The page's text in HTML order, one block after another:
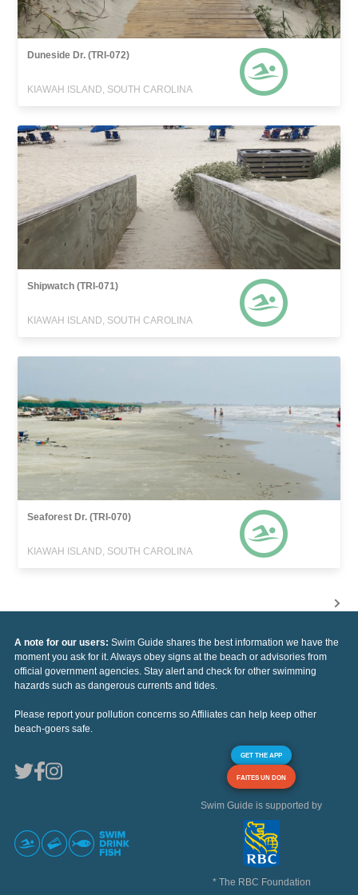
Duneside Dr. (TRI-072)
KIAWAH ISLAND, SOUTH CAROLINA
Shipwatch (TRI-071)
KIAWAH ISLAND, SOUTH CAROLINA
Seaforest Dr. (TRI-070)
KIAWAH ISLAND, SOUTH CAROLINA
A note for our users: Swim Guide shares the best information we have the
moment you ask for it. Always obey signs at the beach or advisories from
official government agencies. Stay alert and check for other swimming
hazards such as dangerous currents and tides.
Please report your pollution concerns so Affiliates can help keep other
beach-goers safe.
GET THE APP
FAITES UN DON
Swim Guide is supported by
* The RBC Foundation